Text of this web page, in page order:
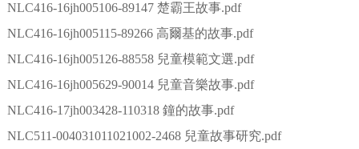
NLC416-16jh005106-89147 楚霸王故事.pdf
NLC416-16jh005115-89266 高爾基的故事.pdf
NLC416-16jh005126-88558 兒童模範文選.pdf
NLC416-16jh005629-90014 兒童音樂故事.pdf
NLC416-17jh003428-110318 鐘的故事.pdf
NLC511-004031011021002-2468 兒童故事研究.pdf